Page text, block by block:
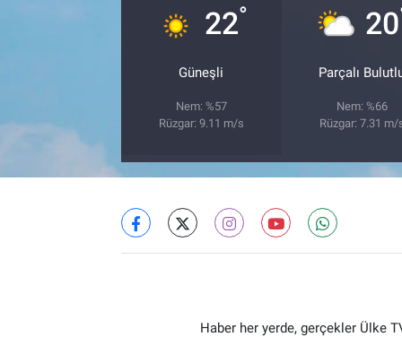
22°
Güneşli
Nem: %57
Rüzgar: 9.11 m/s
20
Parçalı
Nem: %66
Rüzgar: 7.31 m/
Haber her yerde, gerçekler Ülke